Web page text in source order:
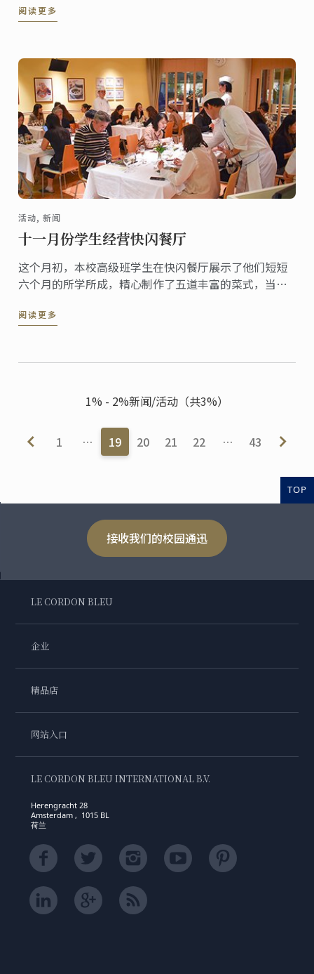
阅读更多
活动, 新闻
十一月份学生经营快闪餐厅
这个月初，本校高级班学生在快闪餐厅展示了他们短短
六个月的所学所成，精心制作了五道丰富的菜式，当中
客。
阅读更多
1% - 2%新闻/活动（共3%）
1 … 19 20 21 22 … 43
TOP
接收我们的校园通迅
LE CORDON BLEU
企业
精品店
网站入口
LE CORDON BLEU INTERNATIONAL B.V.
Herengracht 28
Amsterdam , 1015 BL
荷兰